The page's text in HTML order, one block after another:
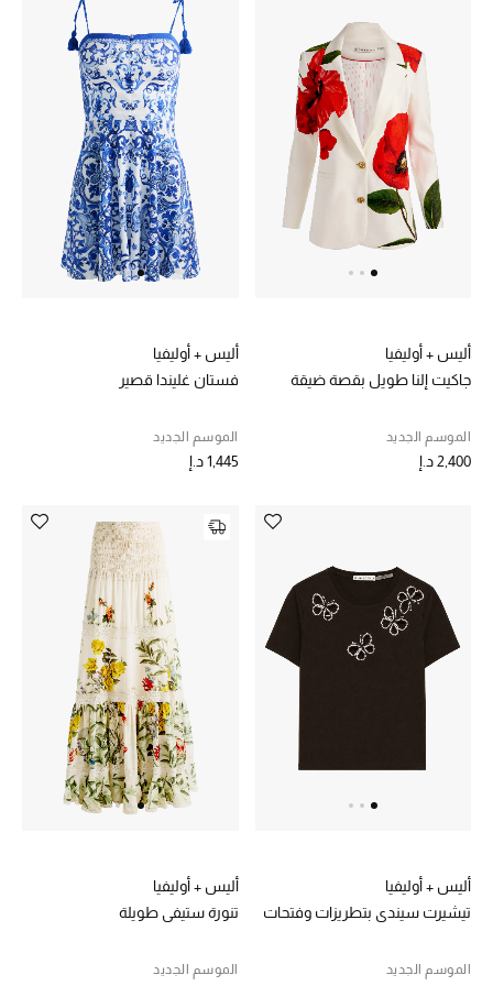
الحقائب
الموسم الجديد
الحقائب النسائية
حقائب رجالية
حقائب الأطفال
أبرز المصممين
تسوقوا الحقائب
الأحذية
أحذية النسائية
الأحذية الرجالية
أحذية للأطفال
أبرز المصممين
أليس + أوليفيا
جاكيت إلنا طويل بقصة ضيقة
الموسم الجديد
2,400 د.إ
أليس + أوليفيا
فستان غليندا قصير
الموسم الجديد
1,445 د.إ
أليس + أوليفيا
تيشيرت سيندي بتطريزات وفتحات
الموسم الجديد
أليس + أوليفيا
تنورة ستيفي طويلة
الموسم الجديد